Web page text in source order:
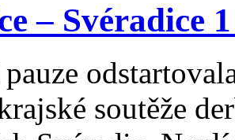
– Svéradice
soutěže